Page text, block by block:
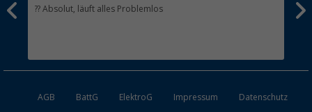
?? Absolut, läuft alles Problemlos
AGB BattG ElektroG Impressum
Datenschutz